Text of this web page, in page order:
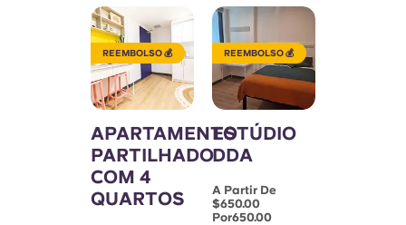
REEMBOLSO 💰
APARTAMENTO
PARTILHADO
COM 4
QUARTOS
REEMBOLSO 💰
ESTÚDIO
DDA
A Partir De
$650.00
Por650.00